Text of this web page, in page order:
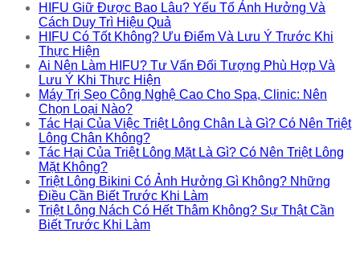
HIFU Giữ Được Bao Lâu? Yếu Tố Ảnh Hưởng Và
Cách Duy Trì Hiệu Quả
HIFU Có Tốt Không? Ưu Điểm Và Lưu Ý Trước Khi
Thực Hiện
Ai Nên Làm HIFU? Tư Vấn Đối Tượng Phù Hợp Và
Lưu Ý Khi Thực Hiện
Máy Trị Sẹo Công Nghệ Cao Cho Spa, Clinic: Nên
Chọn Loại Nào?
Tác Hại Của Việc Triệt Lông Chân Là Gì? Có Nên Triệt
Lông Chân Không?
Tác Hại Của Triệt Lông Mặt Là Gì? Có Nên Triệt Lông
Mặt Không?
Triệt Lông Bikini Có Ảnh Hưởng Gì Không? Những
Điều Cần Biết Trước Khi Làm
Triệt Lông Nách Có Hết Thâm Không? Sự Thật Cần
Biết Trước Khi Làm